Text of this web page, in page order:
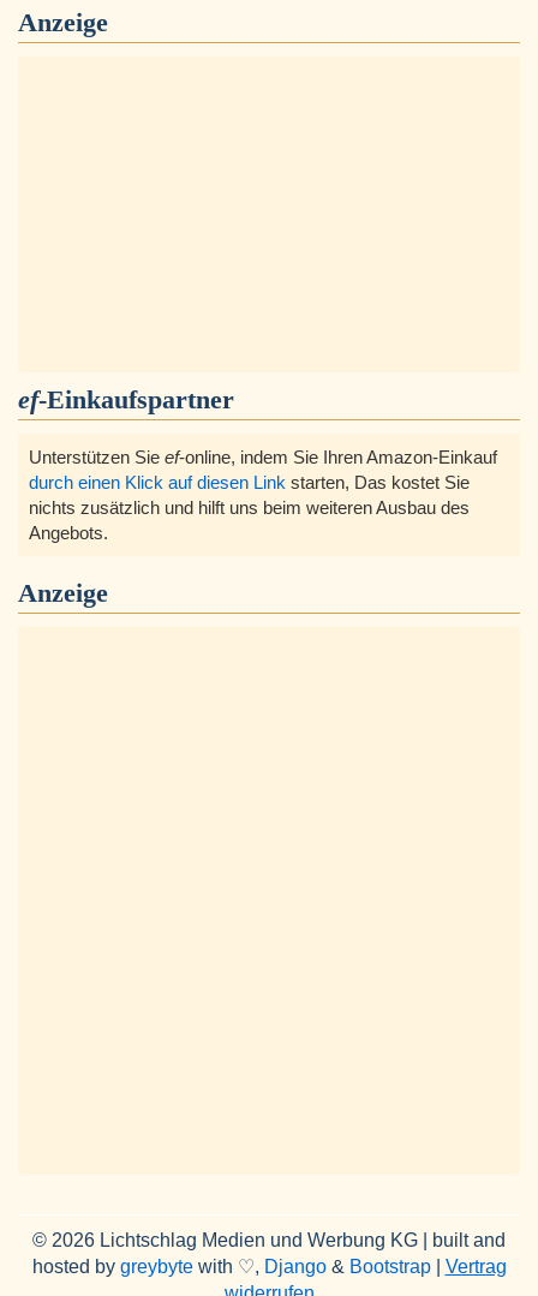
Anzeige
ef-Einkaufspartner
Unterstützen Sie ef-online, indem Sie Ihren Amazon-Einkauf
durch einen Klick auf diesen Link starten, Das kostet Sie
nichts zusätzlich und hilft uns beim weiteren Ausbau des
Angebots.
Anzeige
© 2026 Lichtschlag Medien und Werbung KG | built and
hosted by greybytewith ♡, Django& Bootstrap| Vertrag